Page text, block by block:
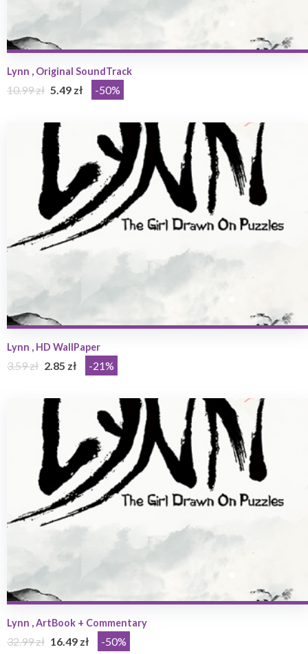
Lynn , Original SoundTrack
10.99 zł 5.49 zł -50%
Lynn , HD WallPaper
3.59 zł 2.85 zł -21%
Lynn , ArtBook + Commentary
32.99 zł 16.49 zł -50%